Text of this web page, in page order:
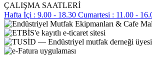
ÇALIŞMA SAATLERİ
Hafta İçi : 9.00 - 18.30 Cumartesi : 11.00 -